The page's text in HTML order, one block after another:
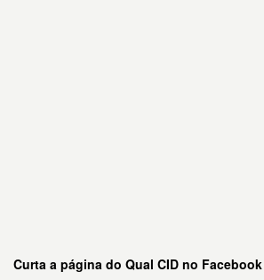
Curta a página do Qual CID no Facebook